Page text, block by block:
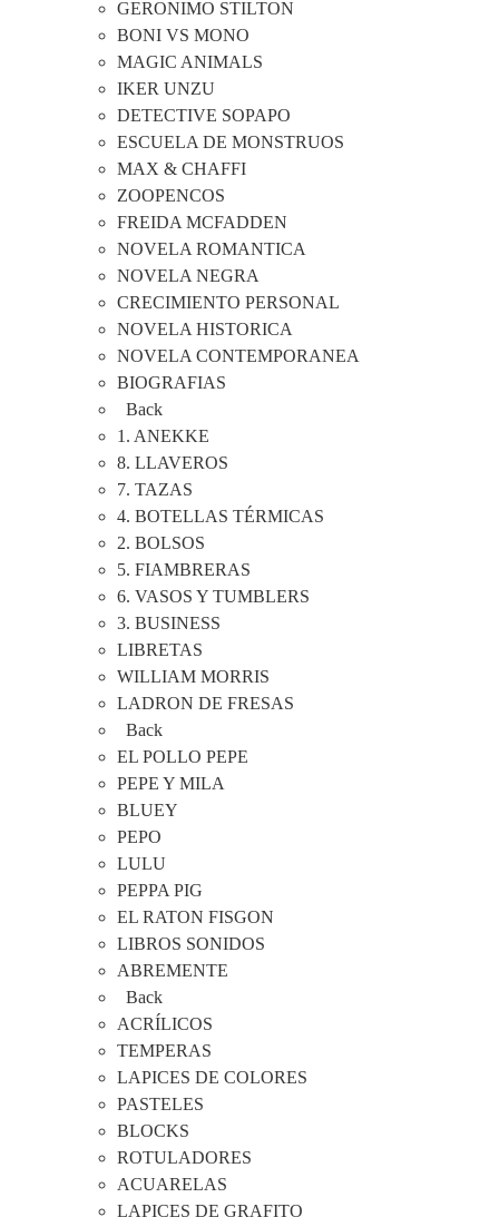
GERONIMO STILTON
BONI VS MONO
MAGIC ANIMALS
IKER UNZU
DETECTIVE SOPAPO
ESCUELA DE MONSTRUOS
MAX & CHAFFI
ZOOPENCOS
FREIDA MCFADDEN
NOVELA ROMANTICA
NOVELA NEGRA
CRECIMIENTO PERSONAL
NOVELA HISTORICA
NOVELA CONTEMPORANEA
BIOGRAFIAS
Back
1. ANEKKE
8. LLAVEROS
7. TAZAS
4. BOTELLAS TÉRMICAS
2. BOLSOS
5. FIAMBRERAS
6. VASOS Y TUMBLERS
3. BUSINESS
LIBRETAS
WILLIAM MORRIS
LADRON DE FRESAS
Back
EL POLLO PEPE
PEPE Y MILA
BLUEY
PEPO
LULU
PEPPA PIG
EL RATON FISGON
LIBROS SONIDOS
ABREMENTE
Back
ACRÍLICOS
TEMPERAS
LAPICES DE COLORES
PASTELES
BLOCKS
ROTULADORES
ACUARELAS
LAPICES DE GRAFITO